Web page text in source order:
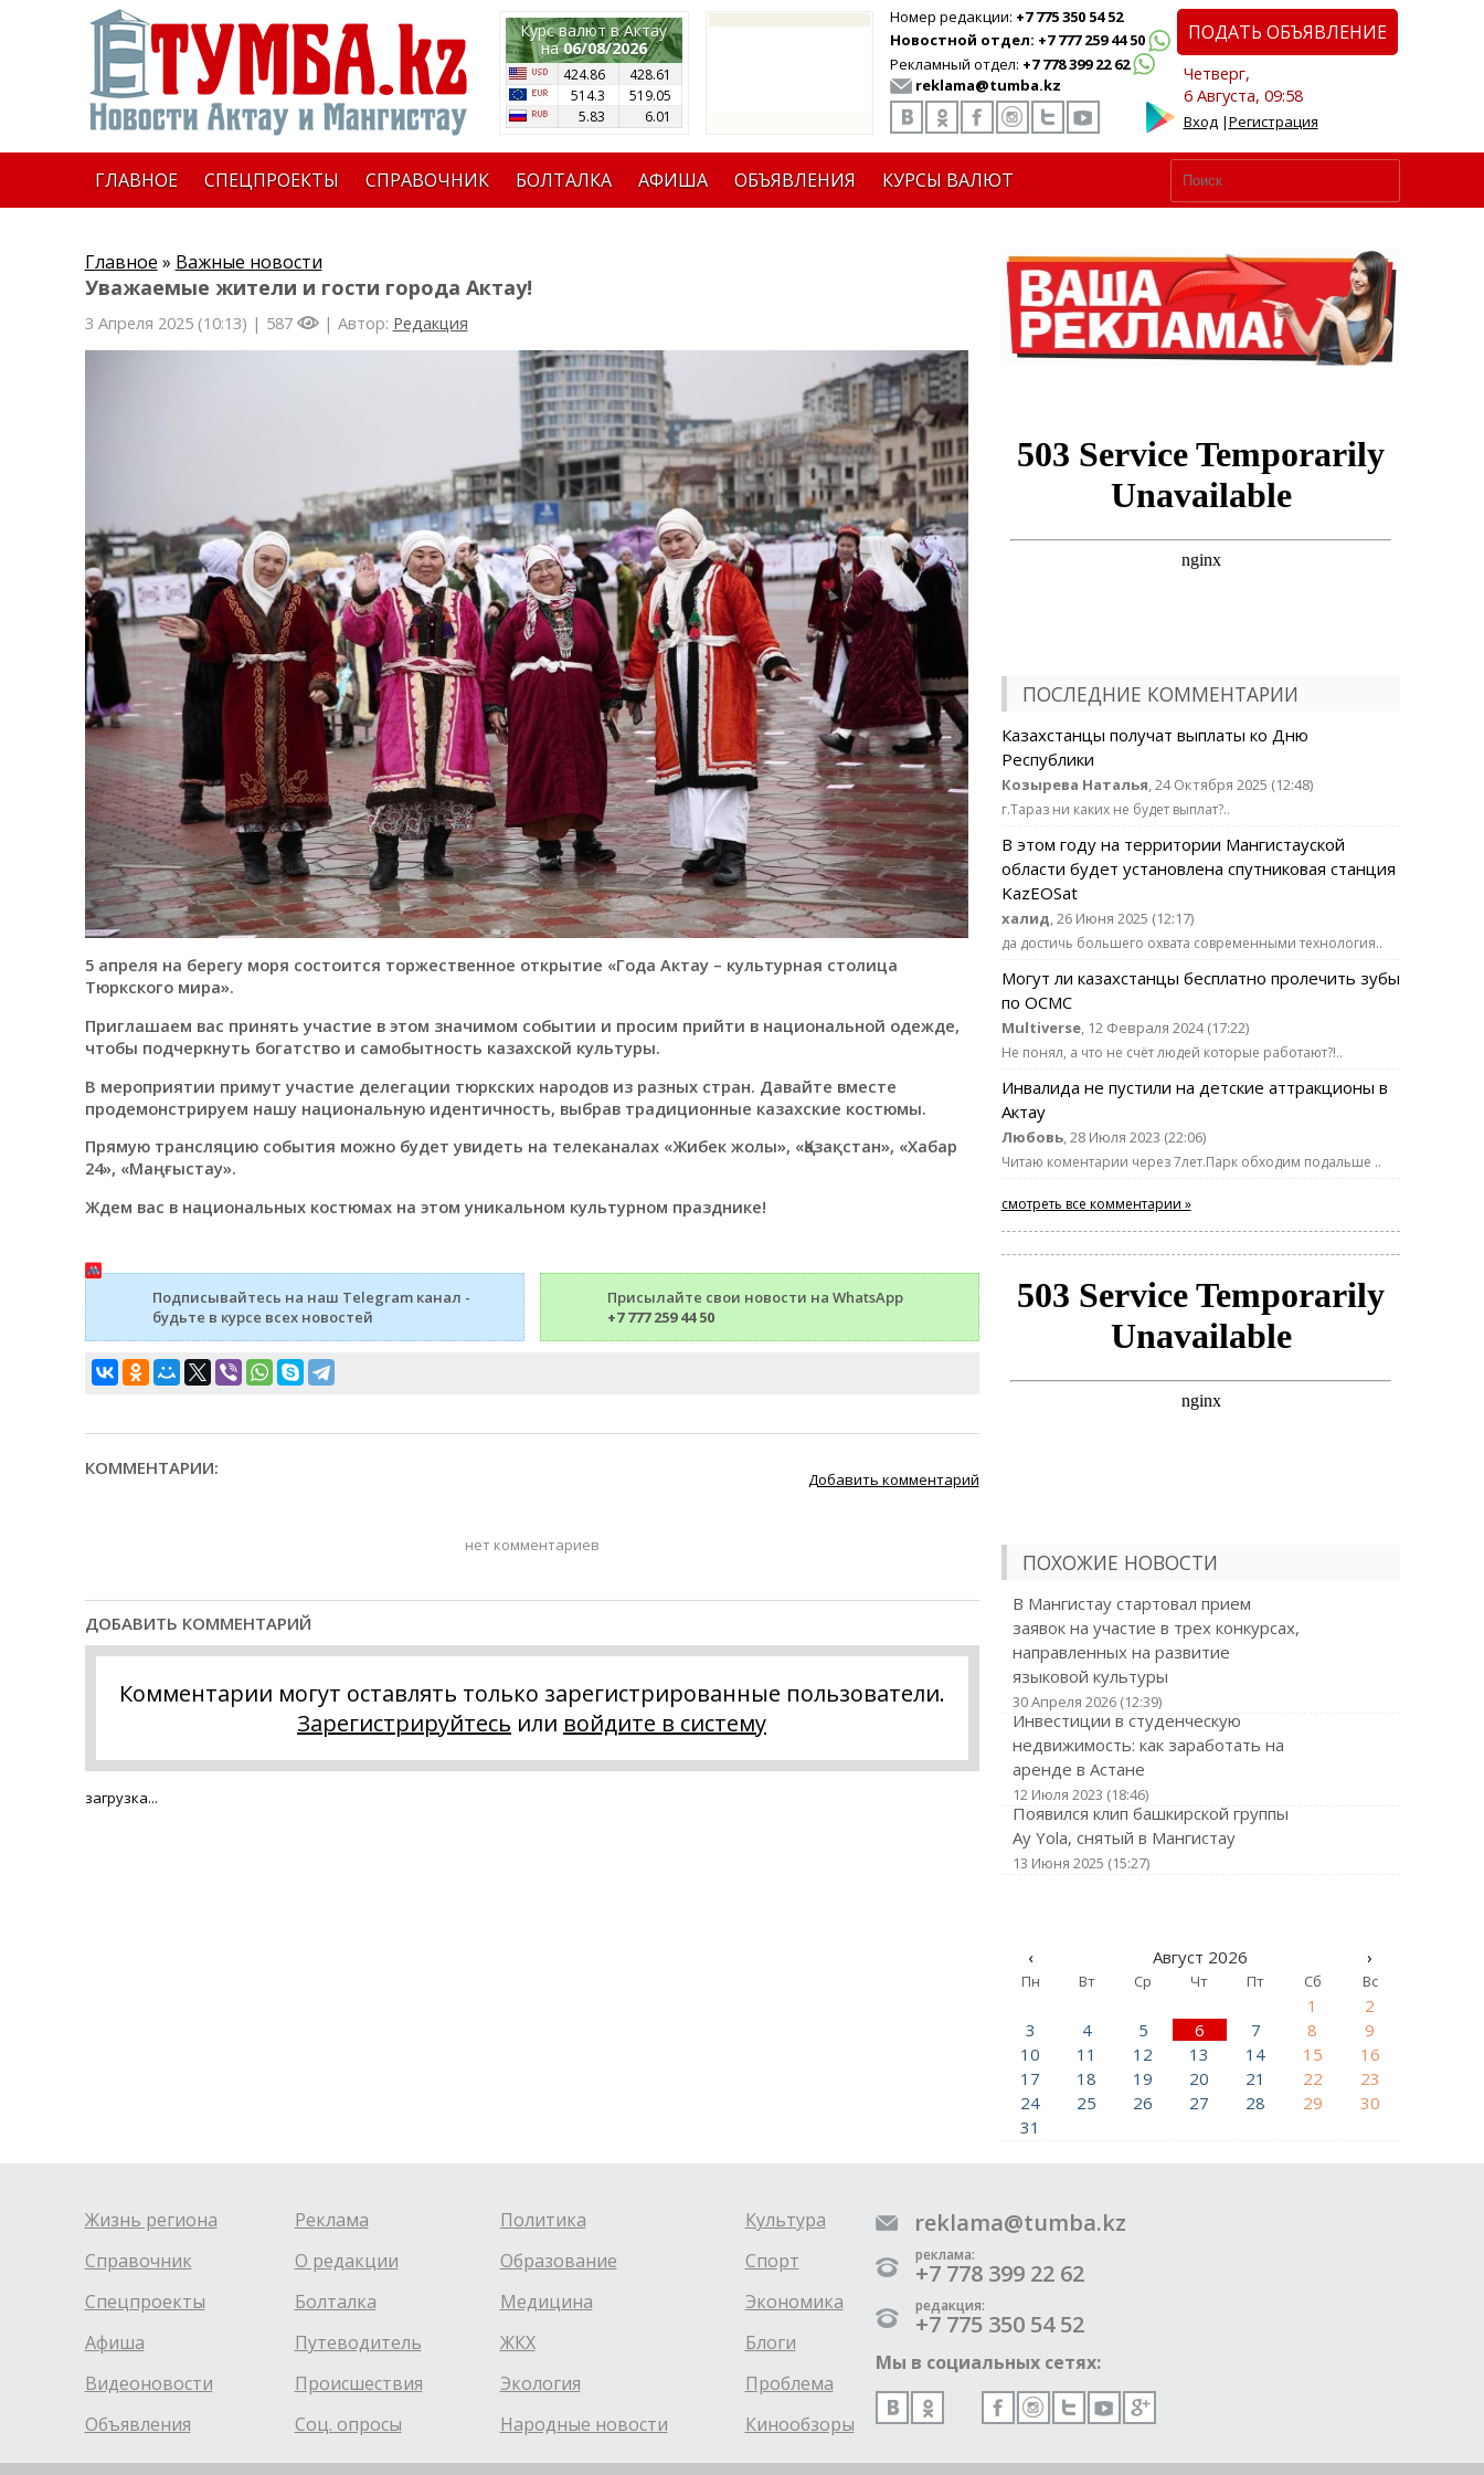
Курс валют в Актау
на06/08/2026
424.86
428.61
514.3
519.05
5.83
6.01
Номер редакции: +7 775 350 54 52
Новостной отдел: +7 777 259 44 50
Рекламный отдел: +7 778 399 22 62
reklama@tumba.kz
ПОДАТЬ ОБЪЯВЛЕНИЕ
Четверг,
6 Августа, 09:58
Вход|Регистрация
ГЛАВНОЕ СПЕЦПРОЕКТЫ СПРАВОЧНИК БОЛТАЛКА АФИША ОБЪЯВЛЕНИЯ КУРСЫ ВАЛЮТ
Главное » Важные новости
Уважаемые жители и гости города Актау!
3 Апреля 2025 (10:13) | 587 | Автор: Редакция
5 апреля на берегу моря состоится торжественное открытие «Года Актау – культурная столица
Тюркского мира».
Приглашаем вас принять участие в этом значимом событии и просим прийти в национальной одежде,
чтобы подчеркнуть богатство и самобытность казахской культуры.
В мероприятии примут участие делегации тюркских народов из разных стран. Давайте вместе
продемонстрируем нашу национальную идентичность, выбрав традиционные казахские костюмы.
Прямую трансляцию события можно будет увидеть на телеканалах «Жибек жолы», «Қазақстан», «Хабар
24», «Маңғыстау».
Ждем вас в национальных костюмах на этом уникальном культурном празднике!
Подписывайтесь на наш Telegram канал -
будьте в курсе всех новостей
Присылайте свои новости на WhatsApp
+7 777 259 44 50
КОММЕНТАРИИ:
Добавить комментарий
нет комментариев
ДОБАВИТЬ КОММЕНТАРИЙ
Комментарии могут оставлять только зарегистрированные пользователи.
Зарегистрируйтесь или войдите в систему
загрузка...
ПОСЛЕДНИЕ КОММЕНТАРИИ
Казахстанцы получат выплаты ко Дню
Республики
Козырева Наталья, 24 Октября 2025 (12:48)
г.Тараз ни каких не будет выплат?..
В этом году на территории Мангистауской
области будет установлена спутниковая станция
KazEOSat
халид, 26 Июня 2025 (12:17)
да достичь большего охвата современными технология..
Могут ли казахстанцы бесплатно пролечить зубы
по ОСМС
Multiverse, 12 Февраля 2024 (17:22)
Не понял, а что не счёт людей которые работают?!..
Инвалида не пустили на детские аттракционы в
Актау
Любовь, 28 Июля 2023 (22:06)
Читаю коментарии через 7лет.Парк обходим подальше ..
смотреть все комментарии »
ПОХОЖИЕ НОВОСТИ
В Мангистау стартовал прием
заявок на участие в трех конкурсах,
направленных на развитие
языковой культуры
30 Апреля 2026 (12:39)
Инвестиции в студенческую
недвижимость: как заработать на
аренде в Астане
12 Июля 2023 (18:46)
Появился клип башкирской группы
Ay Yola, снятый в Мангистау
13 Июня 2025 (15:27)
‹ Август 2026 ›
Пн Вт Ср Чт Пт Сб Вс
1
2
3
4 5 6 7 8
9
10
11 12 13 14 15
16
17
18 19 20 21 22
23
24
25 26 27 28 29
30
31
Жизнь региона
Справочник
Спецпроекты
Афиша
Видеоновости
Объявления
Реклама
О редакции
Болталка
Путеводитель
Происшествия
Соц. опросы
Политика
Образование
Медицина
ЖКХ
Экология
Народные новости
Культура
Спорт
Экономика
Блоги
Проблема
Кинообзоры
reklama@tumba.kz
реклама:
+7 778 399 22 62
редакция:
+7 775 350 54 52
Мы в социальных сетях: